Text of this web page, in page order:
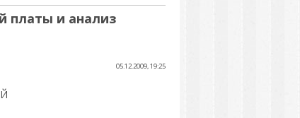
платы и анализ
05.12.2009, 19:25